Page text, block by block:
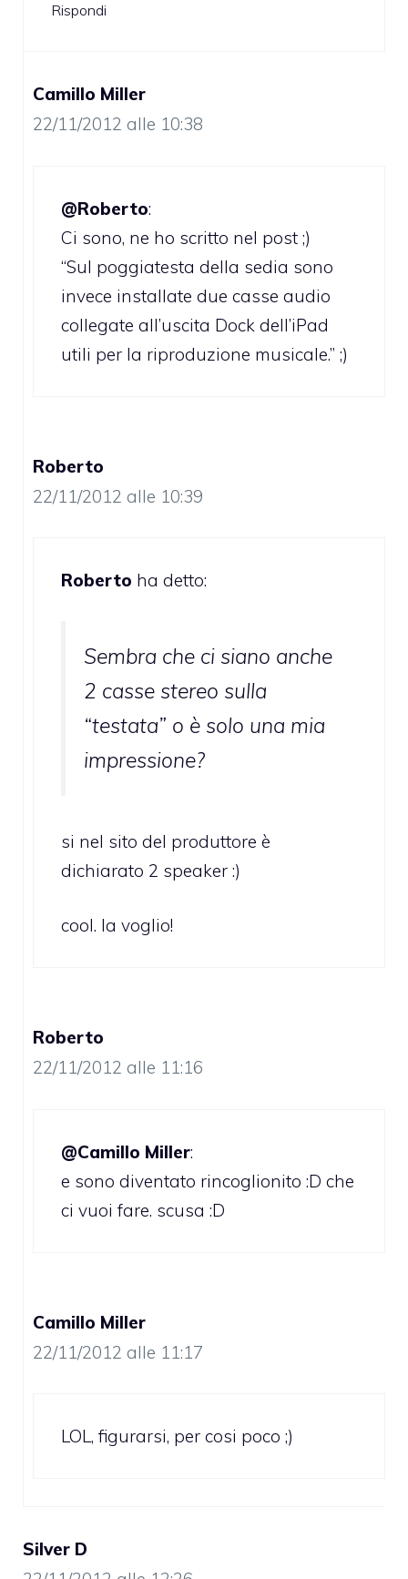
Rispondi
Camillo Miller
22/11/2012 alle 10:38
@Roberto:
Ci sono, ne ho scritto nel post ;)
“Sul poggiatesta della sedia sono
invece installate due casse audio
collegate all’uscita Dock dell’iPad
utili per la riproduzione musicale.” ;)
Roberto
22/11/2012 alle 10:39
Roberto ha detto:
Sembra che ci siano anche
2 casse stereo sulla
“testata” o è solo una mia
impressione?
si nel sito del produttore è
dichiarato 2 speaker :)
cool. la voglio!
Roberto
22/11/2012 alle 11:16
@Camillo Miller:
e sono diventato rincoglionito :D che
ci vuoi fare. scusa :D
Camillo Miller
22/11/2012 alle 11:17
LOL, figurarsi, per cosi poco ;)
Silver D